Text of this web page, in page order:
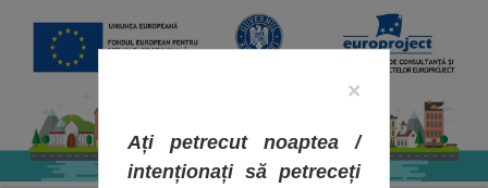
×
Ați petrecut noaptea /
intenționați să petreceți